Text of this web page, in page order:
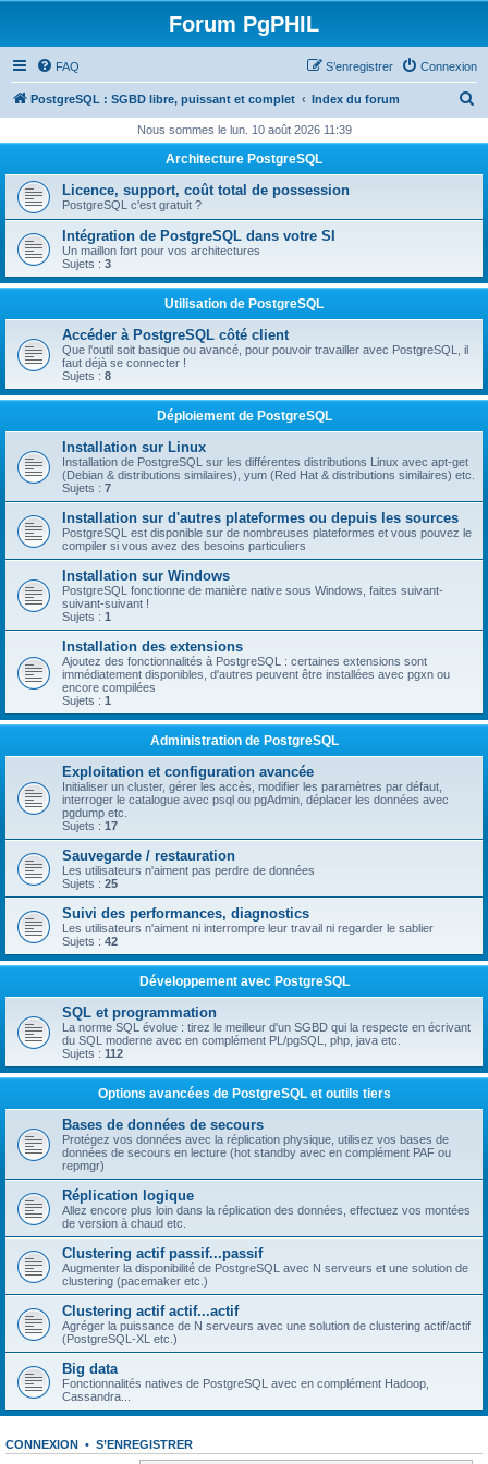
Forum PgPHIL
FAQ Connexion
S’enregistrer
PostgreSQL : SGBD libre, puissant et complet Index du forum
h
h
Nous sommes le lun. 10 août 2026 11:39
Architecture PostgreSQL
Licence, support, coût total de possession
PostgreSQL c'est gratuit ?
Intégration de PostgreSQL dans votre SI
Un maillon fort pour vos architectures
Sujets : 3
Utilisation de PostgreSQL
Accéder à PostgreSQL côté client
Que l'outil soit basique ou avancé, pour pouvoir travailler avec PostgreSQL, il
faut déjà se connecter !
Sujets : 8
Déploiement de PostgreSQL
Installation sur Linux
Installation de PostgreSQL sur les différentes distributions Linux avec apt-get
(Debian & distributions similaires), yum (Red Hat & distributions similaires) etc.
Sujets : 7
Installation sur d'autres plateformes ou depuis les sources
PostgreSQL est disponible sur de nombreuses plateformes et vous pouvez le
compiler si vous avez des besoins particuliers
Installation sur Windows
PostgreSQL fonctionne de manière native sous Windows, faites suivant-
suivant-suivant !
Sujets : 1
Installation des extensions
Ajoutez des fonctionnalités à PostgreSQL : certaines extensions sont
immédiatement disponibles, d'autres peuvent être installées avec pgxn ou
encore compilées
Sujets : 1
Administration de PostgreSQL
Exploitation et configuration avancée
Initialiser un cluster, gérer les accès, modifier les paramètres par défaut,
interroger le catalogue avec psql ou pgAdmin, déplacer les données avec
pgdump etc.
Sujets : 17
Sauvegarde / restauration
Les utilisateurs n'aiment pas perdre de données
Sujets : 25
Suivi des performances, diagnostics
Les utilisateurs n'aiment ni interrompre leur travail ni regarder le sablier
Sujets : 42
Développement avec PostgreSQL
SQL et programmation
La norme SQL évolue : tirez le meilleur d'un SGBD qui la respecte en écrivant
du SQL moderne avec en complément PL/pgSQL, php, java etc.
Sujets : 112
Options avancées de PostgreSQL et outils tiers
Bases de données de secours
Protégez vos données avec la réplication physique, utilisez vos bases de
données de secours en lecture (hot standby avec en complément PAF ou
repmgr)
Réplication logique
Allez encore plus loin dans la réplication des données, effectuez vos montées
de version à chaud etc.
Clustering actif passif...passif
Augmenter la disponibilité de PostgreSQL avec N serveurs et une solution de
clustering (pacemaker etc.)
Clustering actif actif...actif
Agréger la puissance de N serveurs avec une solution de clustering actif/actif
(PostgreSQL-XL etc.)
Big data
Fonctionnalités natives de PostgreSQL avec en complément Hadoop,
Cassandra...
CONNEXION • S’ENREGISTRER